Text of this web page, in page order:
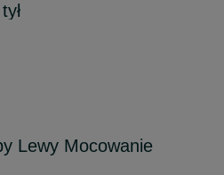
Lewy Mocowanie